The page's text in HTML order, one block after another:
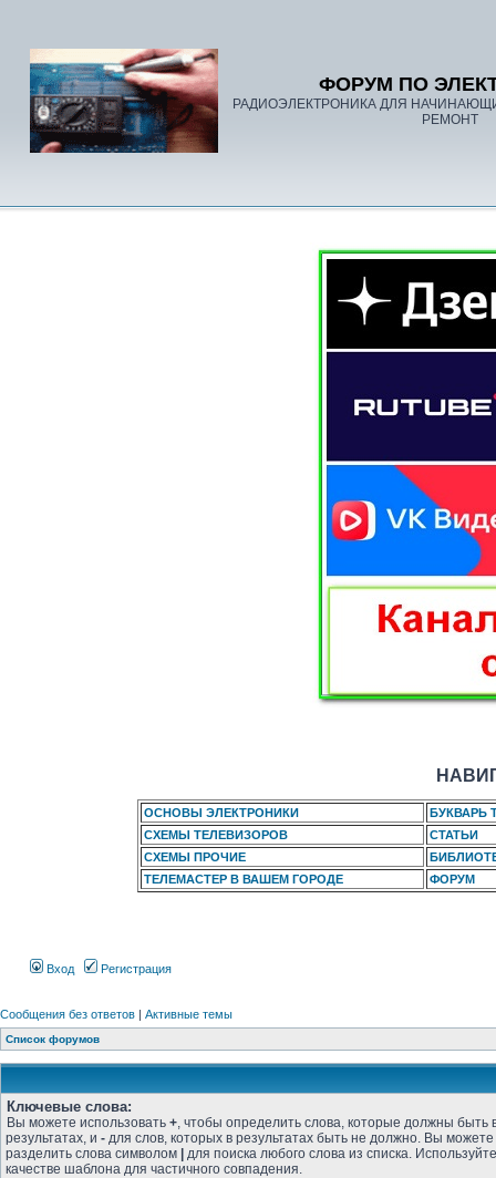
ФОРУМ ПО
РАДИОЭЛЕКТРОНИКА ДЛЯ
РЕМОНТ
ОСНОВЫ ЭЛЕКТРОНИКИ
БУКВАРЬ
СХЕМЫ ТЕЛЕВИЗОРОВ
СТАТЬИ
СХЕМЫ ПРОЧИЕ
ТЕЛЕМАСТЕР В ВАШЕМ ГОРОДЕ
ФОРУМ
Вход Регистрация
Сообщения без ответов | Активные темы
Список форумов
Ключевые слова:
Вы можете использовать +, чтобы определить слова, которые должны быть
результатах, и - для слов, которых в результатах быть не должно. Вы можете
разделить слова символом
для поиска любого слова из списка.
качестве шаблона для частичного совпадения.